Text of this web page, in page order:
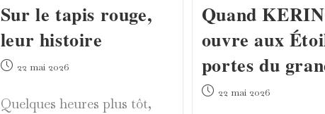
Sur le tapis rouge,
leur histoire
Publication
22 mai 2026
Quelques heures plus tôt,
Quand
ouvre aux
portes du
Publication
22 mai 2026